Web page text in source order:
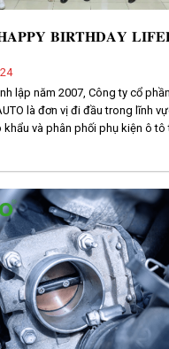
𝐁𝐈𝐑𝐓𝐇𝐃𝐀𝐘
lập năm 2007, Công ty cổ phần
là đơn vị đi đầu trong lĩnh
khẩu và phân phối phụ kiện ô tô